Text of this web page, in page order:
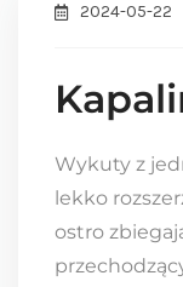
2024-05-22
Wykuty z
lekko
ostro